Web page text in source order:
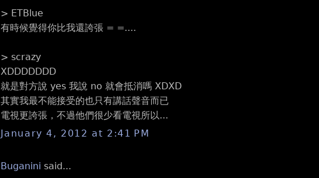
> ETBlue
有時候覺得你比我還誇張 = =....
> scrazy
XDDDDDDD
就是對方說 yes 我說 no 就會抵消嗎 XDXD
其實我最不能接受的也只有講話聲音而已
電視更誇張，不過他們很少看電視所以...
January 4, 2012 at 2:41 PM
Buganini said...